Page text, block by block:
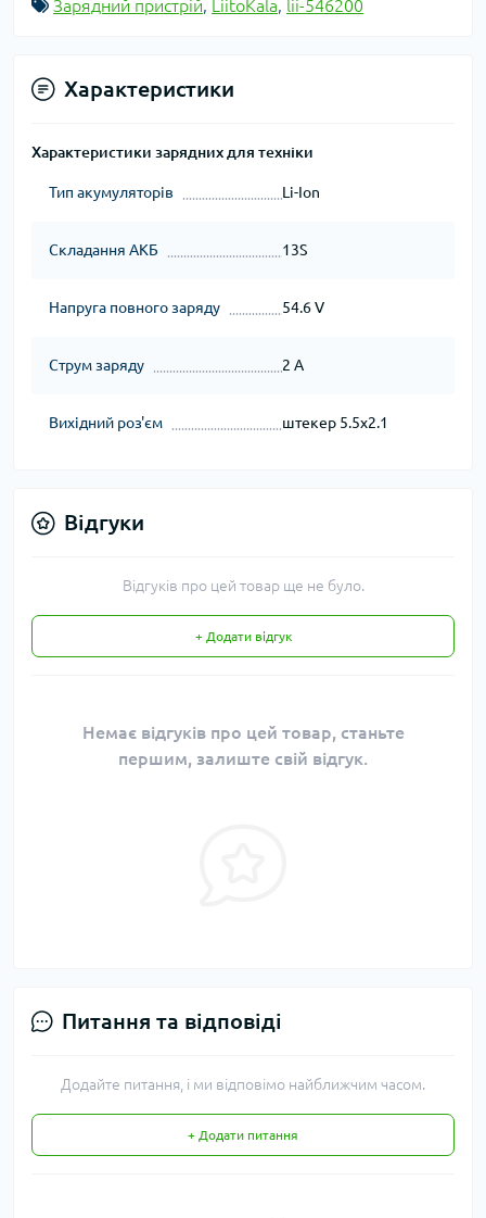
Зарядний пристрій, LiitoKala, lii-546200
Характеристики
Характеристики зарядних для техніки
Тип акумуляторів Li-Ion
Складання АКБ 13S
Напруга повного заряду 54.6 V
Струм заряду 2 A
Вихідний роз'єм штекер 5.5x2.1
Відгуки
Відгуків про цей товар ще не було.
+ Додати відгук
Немає відгуків про цей товар, станьте
першим, залиште свій відгук.
Питання та відповіді
Додайте питання, і ми відповімо найближчим часом.
+ Додати питання